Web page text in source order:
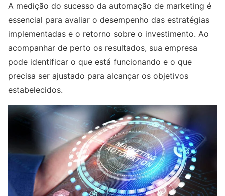
A medição do sucesso da automação de marketing é
essencial para avaliar o desempenho das estratégias
implementadas e o retorno sobre o investimento. Ao
acompanhar de perto os resultados, sua empresa
pode identificar o que está funcionando e o que
precisa ser ajustado para alcançar os objetivos
estabelecidos.